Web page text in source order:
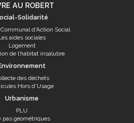
AU ROBERT
Solidarité
d'Action Social
aides sociales
Logement
de l’habitat insalubre
des déchets
Hors d'Usage
Urbanisme
PLU
pas géométriques